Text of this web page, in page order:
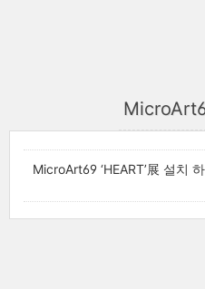
MicroArt69 ‘HEART’展 설치